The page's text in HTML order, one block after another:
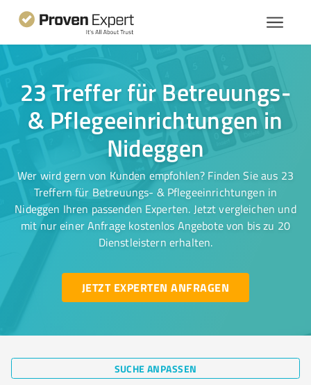
23 Treffer für Betreuungs-
& Pflegeeinrichtungen in
Nideggen
Wer wird gern von Kunden empfohlen? Finden Sie aus 23
Treffern für Betreuungs- & Pflegeeinrichtungen in
Nideggen Ihren passenden Experten. Jetzt vergleichen und
mit nur einer Anfrage kostenlos Angebote von bis zu 20
Dienstleistern erhalten.
JETZT EXPERTEN ANFRAGEN
SUCHE ANPASSEN